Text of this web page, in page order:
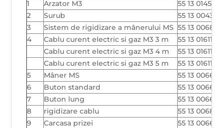
1
Arzator M3
55 13 014580
2
Surub
55 13 004309
3
Sistem de rigidizare a mânerului MS 55 13 006872
4
Cablu curent electric si gaz M3 3 m
55 13 016111
Cablu curent electric si gaz M3 4 m
55 13 016112
Cablu curent electric si gaz M3 5 m
55 13 016113
5
Mâner MS
55 13 006661
6
Buton standard
55 13 006675
7
Buton lung
55 13 006676
8
rigidizare cablu
55 13 006846
9
Carcasa prizei
55 13 006698